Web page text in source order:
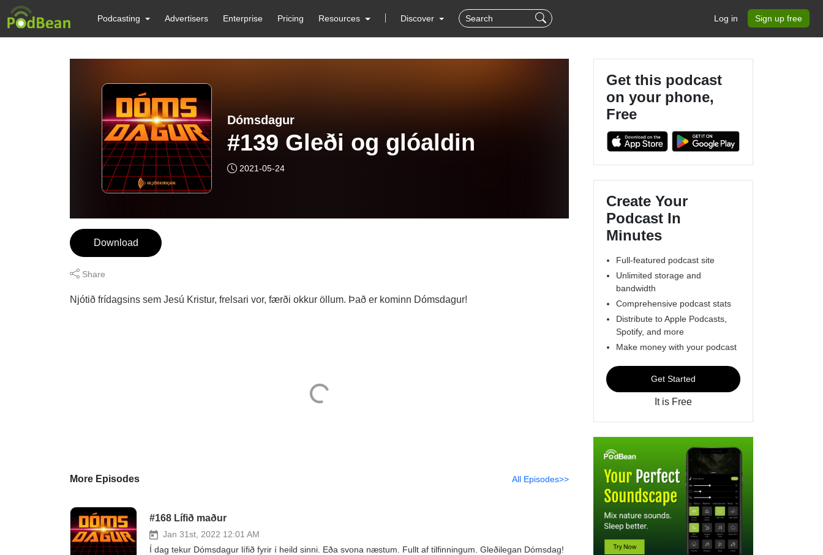
Podcasting Advertisers Enterprise Pricing Resources Discover Log in Sign up free
Dómsdagur
#139 Gleði og glóaldin
2021-05-24
Download
Share
Njótið frídagsins sem Jesú Kristur, frelsari vor, færði okkur öllum. Það er kominn Dómsdagur!
More Episodes All Episodes>>
#168 Lífið maður
Jan 31st, 2022 12:01 AM
Í dag tekur Dómsdagur lífið fyrir í heild sinni. Eða svona næstum. Fullt af tilfinningum. Gleðilegan Dómsdag!
Get this podcast
on your phone,
Free
Create Your
Podcast In
Minutes
Full-featured podcast site
Unlimited storage and
bandwidth
Comprehensive podcast stats
Distribute to Apple Podcasts,
Spotify, and more
Make money with your podcast
Get Started
It is Free